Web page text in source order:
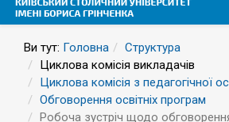
Ви тут: Головна
Структура
Циклова комісія викладачів
Циклова комісія з педагогічної
Обговорення освітніх програм
Робоча зустріч щодо